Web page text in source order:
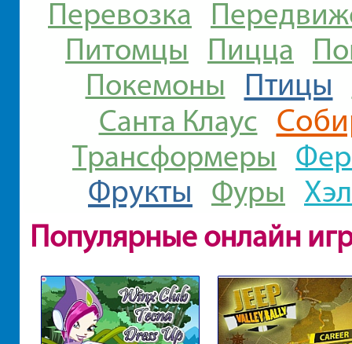
Перевозка
Питомцы
Пицца
Покемоны
Птицы
Санта Клаус
Трансформеры
Фрукты Фуры
Популярные онлайн